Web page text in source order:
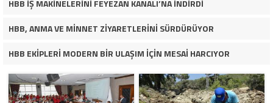
HBB İŞ MAKİNELERİNİ FEYEZAN KANALI’NA İNDİRDİ
HBB, ANMA VE MİNNET ZİYARETLERİNİ SÜRDÜRÜYOR
HBB EKİPLERİ MODERN BİR ULAŞIM İÇİN MESAİ HARCIYOR